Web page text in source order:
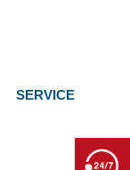
SERVICE